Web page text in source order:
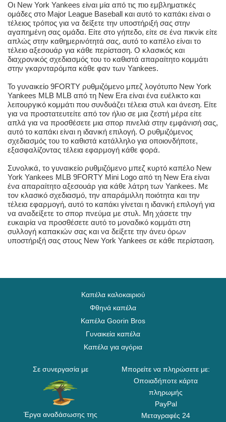
Οι New York Yankees είναι μία από τις πιο εμβληματικές
ομάδες στο Major League Baseball και αυτό το καπάκι είναι ο
τέλειος τρόπος για να δείξετε την υποστήριξή σας στην
αγαπημένη σας ομάδα. Είτε στο γήπεδο, είτε σε ένα πικνίκ είτε
απλώς στην καθημερινότητά σας, αυτό το καπέλο είναι το
τέλειο αξεσουάρ για κάθε περίσταση. Ο κλασικός και
διαχρονικός σχεδιασμός του το καθιστά απαραίτητο κομμάτι
στην γκαρνταρόμπα κάθε φαν των Yankees.
Το γυναικείο 9FORTY ρυθμιζόμενο μπεζ λογότυπο New York
Yankees MLB MLB από τη New Era είναι ένα ευέλικτο και
λειτουργικό κομμάτι που συνδυάζει τέλεια στυλ και άνεση. Είτε
για να προστατευτείτε από τον ήλιο σε μια ζεστή μέρα είτε
απλά για να προσθέσετε μια σπορ πινελιά στην εμφάνισή σας,
αυτό το καπάκι είναι η ιδανική επιλογή. Ο ρυθμιζόμενος
σχεδιασμός του το καθιστά κατάλληλο για οποιονδήποτε,
εξασφαλίζοντας τέλεια εφαρμογή κάθε φορά.
Συνολικά, το γυναικείο ρυθμιζόμενο μπεζ κυρτό καπέλο New
York Yankees MLB 9FORTY Mini Logo από τη New Era είναι
ένα απαραίτητο αξεσουάρ για κάθε λάτρη των Yankees. Με
τον κλασικό σχεδιασμό, την απαράμιλλη ποιότητα και την
τέλεια εφαρμογή, αυτό το καπάκι γίνεται η ιδανική επιλογή για
να αναδείξετε το σπορ πνεύμα με στυλ. Μη χάσετε την
ευκαιρία να προσθέσετε αυτό το μοναδικό κομμάτι στη
συλλογή καπακιών σας και να δείξετε την άνευ όρων
υποστήριξή σας στους New York Yankees σε κάθε περίσταση.
Καπέλα καλοκαιριού
Φθηνά καπέλα
Καπέλα Goorin Bros
Γυναικεία καπέλα
Καπέλα για αγόρια
Σε συνεργασία με
Έργα αναδάσωσης της
Μπορείτε να πληρώσετε με:
Οποιαδήποτε κάρτα
πληρωμής
PayPal
Μεταγραφές 24